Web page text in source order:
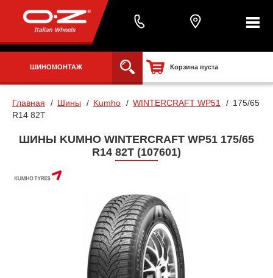
ШИНОМОНТАЖ Корзина пуста
Главная Шины Kumho WINTERCRAFT WP51
175/65
R14 82T
ШИНЫ KUMHO WINTERCRAFT WP51 175/65
R14 82T (107601)